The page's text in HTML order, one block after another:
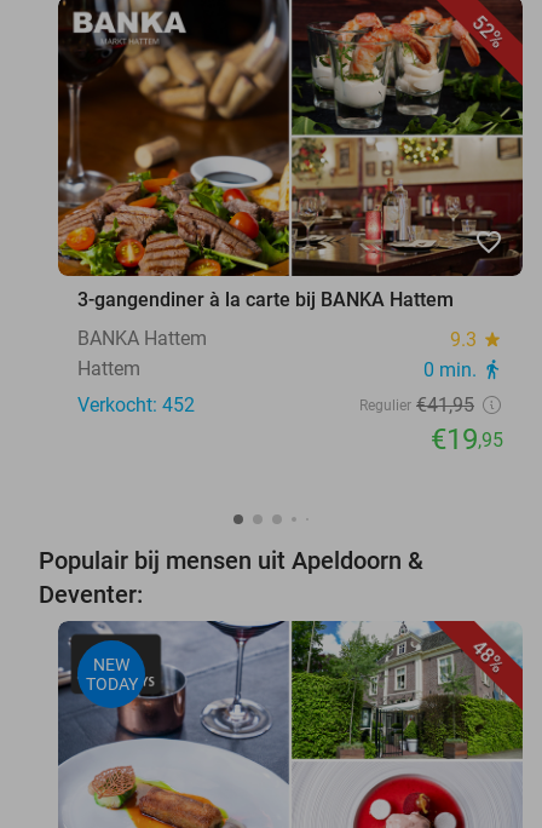
52%
favorite_border
3-gangendiner à la carte bij BANKA Hattem
BANKA Hattem
9.3 star
Hattem 0 min. directions_walk
Verkocht: 452 Regulier €41,95
€19,95
Populair bij mensen uit Apeldoorn &
Deventer:
48%
NEW
TODAY